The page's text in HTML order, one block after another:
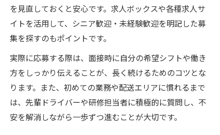
を見直しておくと安心です。求人ボックスや各種求人サ
イトを活用して、シニア歓迎・未経験歓迎を明記した募
集を探すのもポイントです。
実際に応募する際は、面接時に自分の希望シフトや働き
方をしっかり伝えることが、長く続けるためのコツとな
ります。また、初めての業務や配送エリアに慣れるまで
は、先輩ドライバーや研修担当者に積極的に質問し、不
安を解消しながら一歩ずつ進むことが大切です。